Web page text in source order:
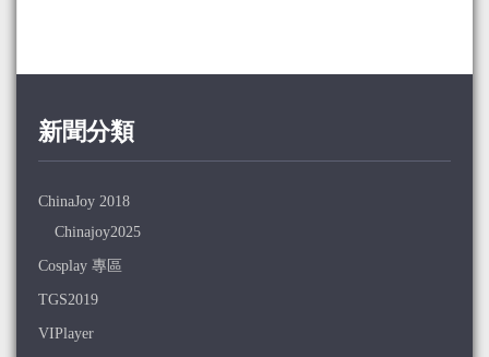
新聞分類
ChinaJoy 2018
Chinajoy2025
Cosplay 專區
TGS2019
VIPlayer